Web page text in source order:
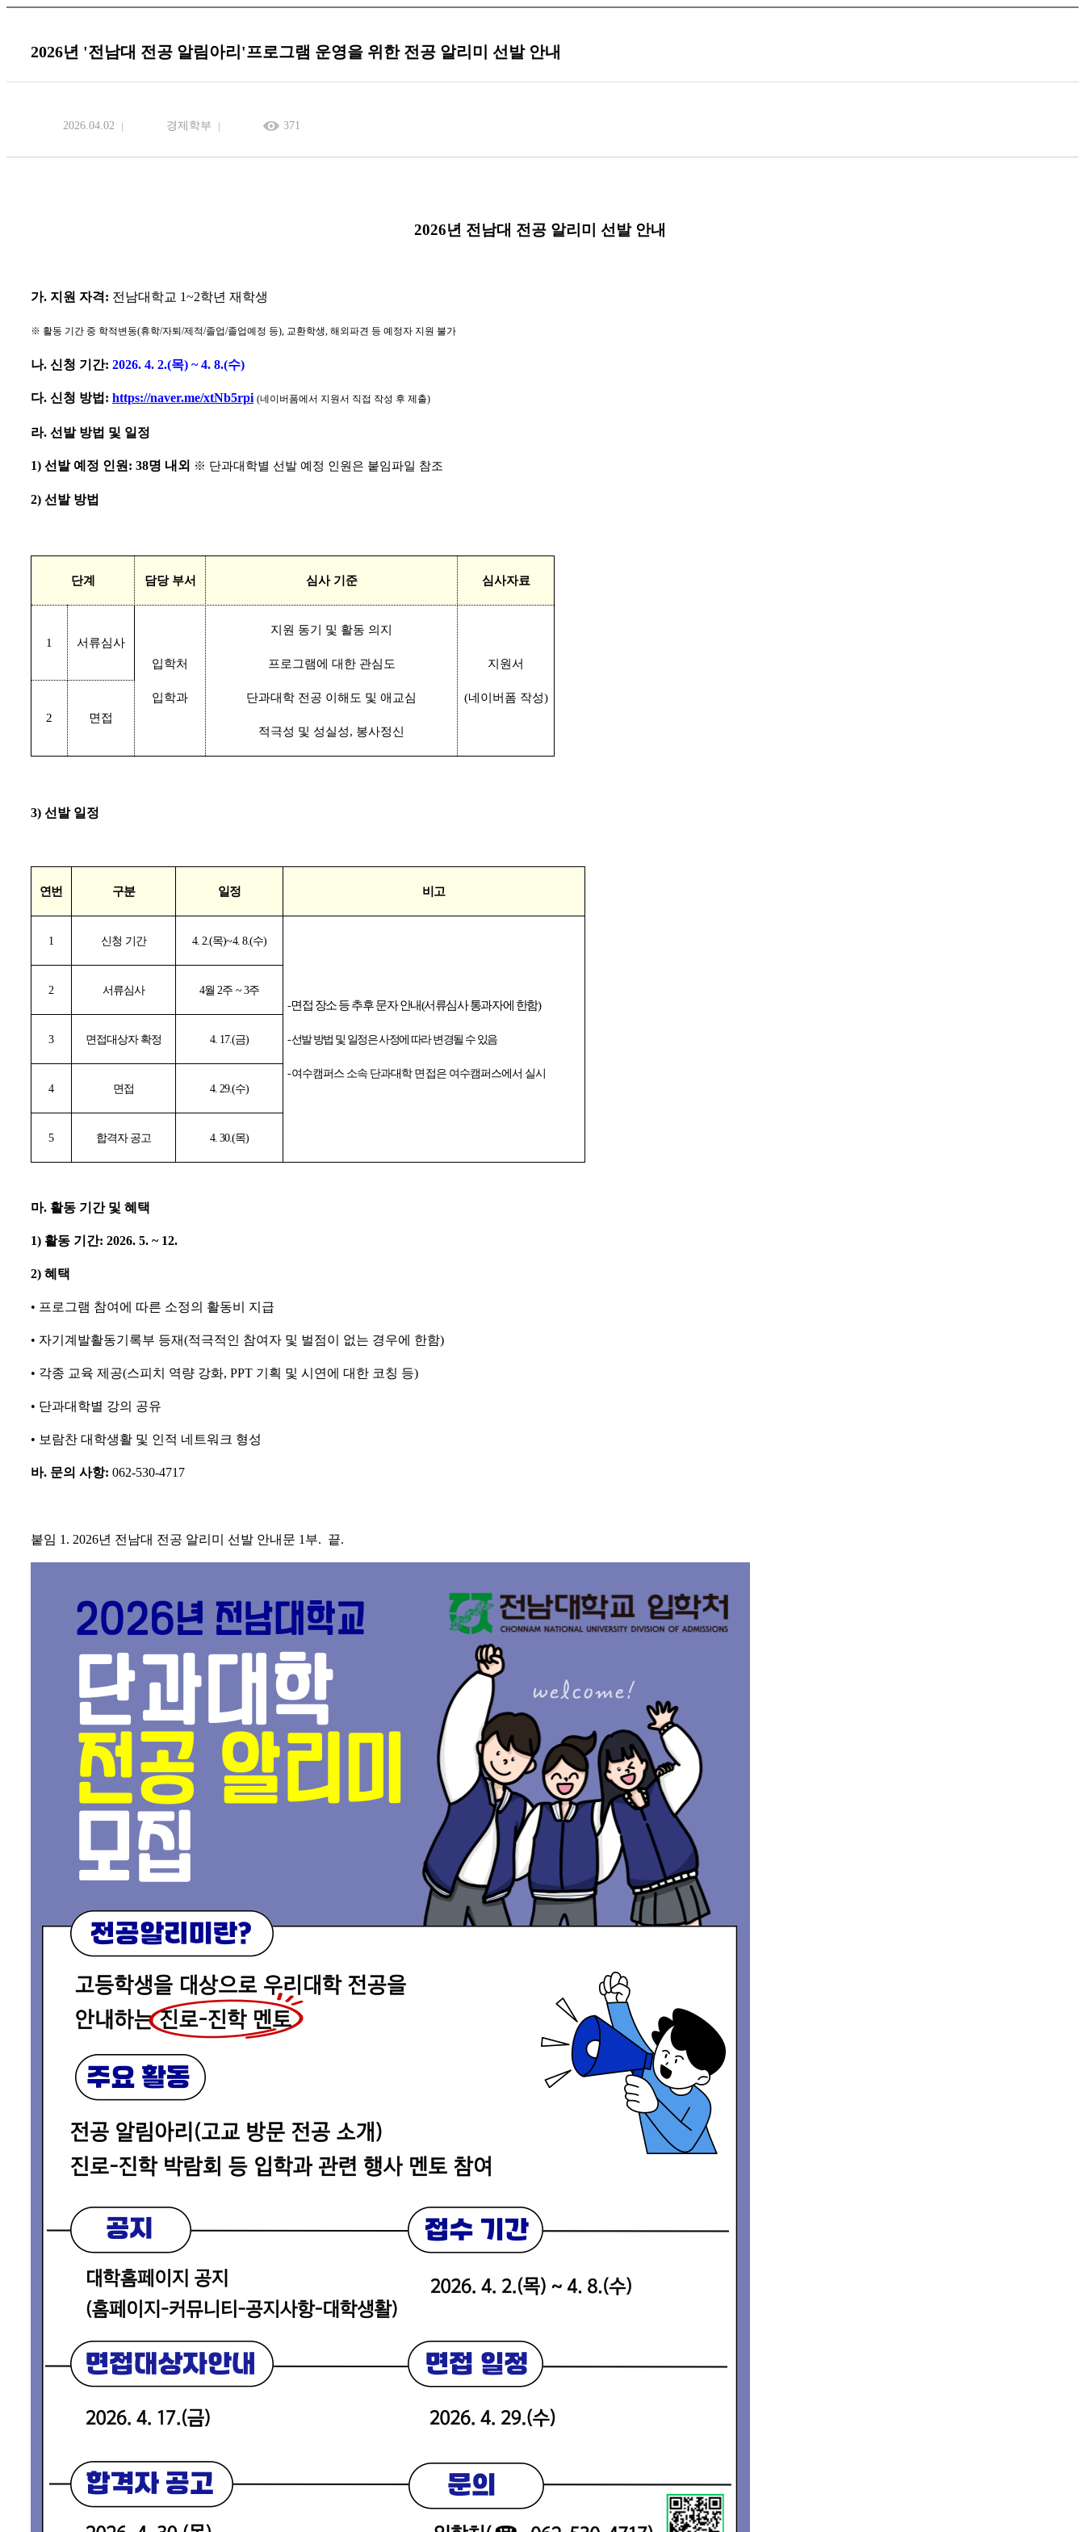
2026년 '전남대 전공 알림아리'프로그램 운영을 위한 전공 알리미 선발 안내
2026.04.02 경제학부 371
2026년 전남대 전공 알리미 선발 안내
가. 지원 자격: 전남대학교 1~2학년 재학생
※ 활동 기간 중 학적변동(휴학/자퇴 /제적/졸업/졸업예정 등), 교환학생, 해외파견 등 예정자 지원 불가
나. 신청 기간: 2026. 4. 2.(목) ~ 4. 8.(수)
다. 신청 방법 : https://naver.me/xtNb5rpi (네이버폼에서 지원서 직접 작성 후 제출)
라. 선발 방법 및 일정
1) 선발 예정 인원 : 38명 내외 ※ 단과대학별 선발 예정 인원은 붙임파일 참조
2) 선발 방법
단계 담당 부서 심사 기준 심사자료
1
서류심사
입학처
입학과
지원 동기 및 활동 의지
프로그램에 대한 관심도
단과대학 전공 이해도 및 애교심
적극성 및 성실성, 봉사정신
지원서
(네이버폼 작성)
2
면접
3) 선발 일정
연번 구분 일정 비고
1 신청 기간 4. 2.(목)~4. 8.(수)
-면접 장소 등 추후 문자 안내(서류심사 통과자에 한함)
-선발 방법 및 일정은 사정에 따라 변경될 수 있음
-여수캠퍼스 소속 단과대학 면접은 여수캠퍼스에서 실시
2 서류심사 4월 2주 ~ 3주
3 면접대상자 확정 4. 17.(금)
4 면접 4. 29.(수)
5 합격자 공고 4. 30.(목)
마. 활동 기간 및 혜택
1) 활동 기간: 2026. 5. ~ 12.
2) 혜택
• 프로그램 참여에 따른 소정의 활동비 지급
• 자기계발활동기록부 등재(적극적인 참여자 및 벌점이 없는 경우에 한함)
• 각종 교육 제공(스피치 역량 강화, PPT 기획 및 시연에 대한 코칭 등)
• 단과대학별 강의 공유
• 보람찬 대학생활 및 인적 네트워크 형성
바. 문의 사항: 062-530-4717
붙임 1. 2026년 전남대 전공 알리미 선발 안내문 1 부. 끝.